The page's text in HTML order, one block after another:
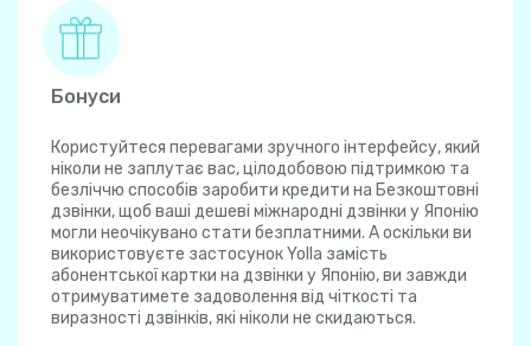
Бонуси
Користуйтеся перевагами зручного інтерфейсу, який
ніколи не заплутає вас, цілодобовою підтримкою та
безліччю способів заробити кредити на Безкоштовні
дзвінки, щоб ваші дешеві міжнародні дзвінки у Японію
могли неочікувано стати безплатними. А оскільки ви
використовуєте застосунок Yolla замість
абонентської картки на дзвінки у Японію, ви завжди
отримуватимете задоволення від чіткості та
виразності дзвінків, які ніколи не скидаються.